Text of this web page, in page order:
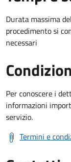
Durata massima
procedimento si
necessari
Per conoscere i
informazioni
servizio.
Termini e